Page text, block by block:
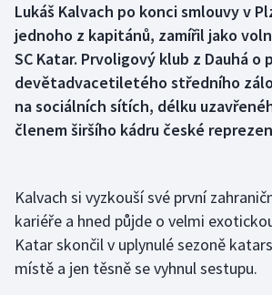
Boby a skeleton
Box
Curling
Florbal
Futsal
AZ kvíz
Lukáš Kalvach po konci smlouvy v
jednoho z kapitánů, zamířil jako
SC Katar. Prvoligový klub z Dauhá o
devětadvacetiletého středního
na sociálních sítích, délku
členem širšího kádru české
Kalvach si vyzkouší své první
kariéře a hned půjde o velmi
Katar skončil v uplynulé sezoně
místě a jen těsně se vyhnul sestupu.